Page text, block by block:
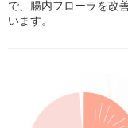
で、腸内フローラを改
います。